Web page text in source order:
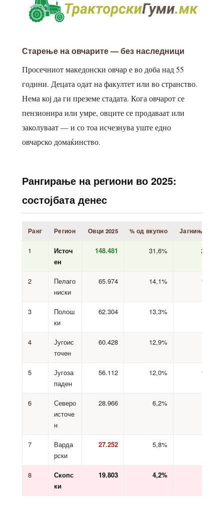
Старење на овчарите — без наследници
Просечниот македонски овчар е во доба над 55
години. Децата одат на факултет или во странство.
Нема кој да ги преземе стадата. Кога овчарот се
пензионира или умре, овците се продаваат или
заколуваат — и со тоа исчезнува уште едно
овчарско домаќинство.
Рангирање на региони во 2025:
состојбата денес
Ранг Регион Овци 2025 % од вкупно Јагниња 2025
1
Источ
ен
148.481 31,6% 24.699
2
Пелаго
ниски
65.974 14,1% 10.133
3
Полош
ки
62.304 13,3%
4
Југоис
точен
60.428 12,9%
5
Југоза
паден
56.112 12,0% 11.546
6
Северо
источе
н
28.966 6,2%
7
Варда
рски
27.252 5,8%
8
Скопс
ки
19.803 4,2%